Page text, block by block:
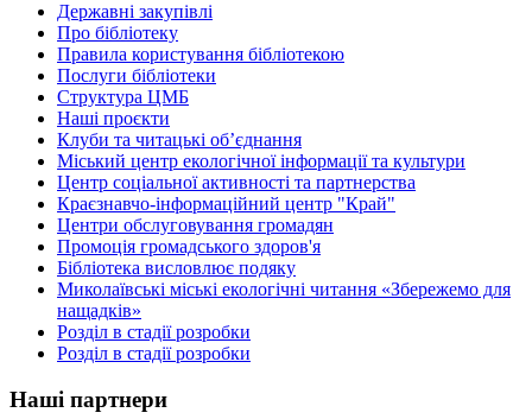
Державні закупівлі
Про бібліотеку
Правила користування бібліотекою
Послуги бібліотеки
Структура ЦМБ
Наші проєкти
Клуби та читацькі об’єднання
Міський центр екологічної інформації та культури
Центр соціальної активності та партнерства
Краєзнавчо-інформаційний центр "Край"
Центри обслуговування громадян
Промоція громадського здоров'я
Бібліотека висловлює подяку
Миколаївські міські екологічні читання «Збережемо для
нащадків»
Розділ в стадії розробки
Розділ в стадії розробки
Наші партнери